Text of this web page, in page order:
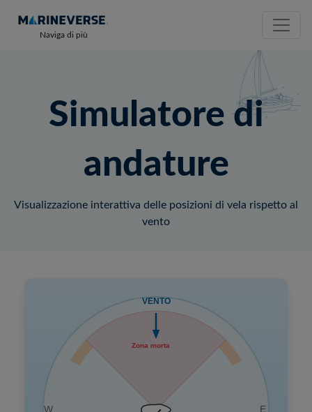
Naviga di più
Simulatore di
andature
Visualizzazione interattiva delle posizioni di vela rispetto al
vento